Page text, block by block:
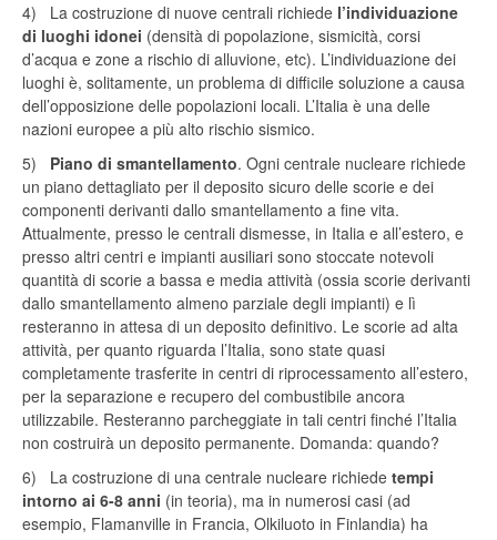
4) La costruzione di nuove centrali richiede l’individuazione
di luoghi idonei (densità di popolazione, sismicità, corsi
d’acqua e zone a rischio di alluvione, etc). L’individuazione dei
luoghi è, solitamente, un problema di difficile soluzione a causa
dell’opposizione delle popolazioni locali. L’Italia è una delle
nazioni europee a più alto rischio sismico.
5) Piano di smantellamento. Ogni centrale nucleare richiede
un piano dettagliato per il deposito sicuro delle scorie e dei
componenti derivanti dallo smantellamento a fine vita.
Attualmente, presso le centrali dismesse, in Italia e all’estero, e
presso altri centri e impianti ausiliari sono stoccate notevoli
quantità di scorie a bassa e media attività (ossia scorie derivanti
dallo smantellamento almeno parziale degli impianti) e lì
resteranno in attesa di un deposito definitivo. Le scorie ad alta
attività, per quanto riguarda l’Italia, sono state quasi
completamente trasferite in centri di riprocessamento all’estero,
per la separazione e recupero del combustibile ancora
utilizzabile. Resteranno parcheggiate in tali centri finché l’Italia
non costruirà un deposito permanente. Domanda: quando?
6) La costruzione di una centrale nucleare richiede tempi
intorno ai 6-8 anni (in teoria), ma in numerosi casi (ad
esempio, Flamanville in Francia, Olkiluoto in Finlandia) ha